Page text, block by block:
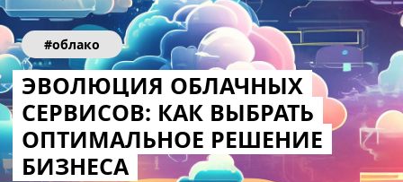
#облако
ЭВОЛЮЦИЯ ОБЛАЧНЫХ
СЕРВИСОВ: КАК ВЫБРАТЬ
ОПТИМАЛЬНОЕ РЕШЕНИЕ
БИЗНЕСА